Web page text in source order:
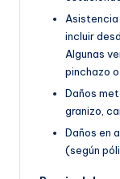
Asistencia
incluir
Algunas
pinchazo
Daños
granizo,
Daños en
(según